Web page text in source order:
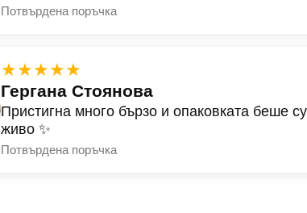
Потвърдена поръчка
★★★★★
Гергана Стоянова
Пристигна много бързо и опаковката беше
живо ✨
Потвърдена поръчка